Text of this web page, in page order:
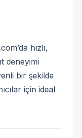
hızlı,
deneyimi
bir şekilde
için ideal